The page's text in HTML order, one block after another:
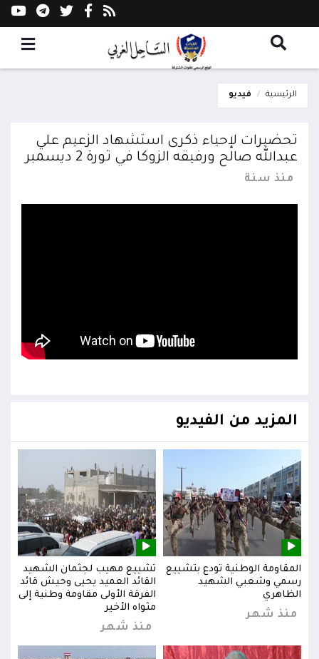
الرئيسية فيديو
تحضيرات لإحياء ذكرى استشهاد الزعيم علي
عبدالله صالح ورفيقه الزوكا في ثورة 2 ديسمبر
منذ سنة
المزيد من الفيديو
المقاومة الوطنية تودع بتشييع
رسمي وشعبي الشهيد
الظاهري
منذ شهر
تشييع مهيب لجثمان الشهيد
القائد العميد يحيى وحيش قائد
الفرقة الأولى مقاومة وطنية إلى
مثواه الأخير
منذ شهر